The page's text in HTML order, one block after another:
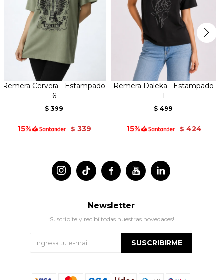
Remera Cervera - Estampado
6
$ 399
$ 339
Remera Daleka - Estampado
1
$ 499
$ 424
 
 
Newsletter
¡Suscribite y recibí todas nuestras novedades!
SUSCRIBIRME